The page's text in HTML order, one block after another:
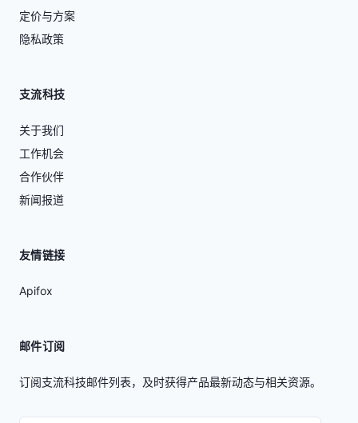
定价与方案
隐私政策
支流科技
关于我们
工作机会
合作伙伴
新闻报道
友情链接
Apifox
邮件订阅
订阅支流科技邮件列表，及时获得产品最新动态与相关资源。